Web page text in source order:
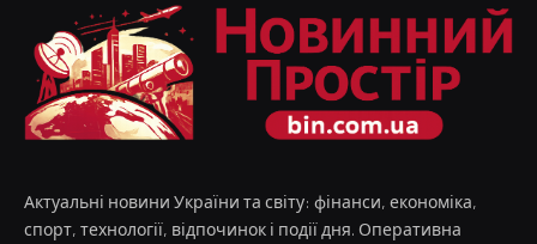
Актуальні новини України та світу: фінанси, економіка,
спорт, технології, відпочинок і події дня. Оперативна